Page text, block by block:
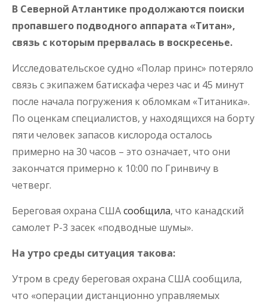
В Северной Атлантике продолжаются поиски
пропавшего подводного аппарата «Титан»,
связь с которым прервалась в воскресенье.
Исследовательское судно «Полар принс» потеряло
связь с экипажем батискафа через час и 45 минут
после начала погружения к обломкам «Титаника».
По оценкам специалистов, у находящихся на борту
пяти человек запасов кислорода осталось
примерно на 30 часов – это означает, что они
закончатся примерно к 10:00 по Гринвичу в
четверг.
Береговая охрана СШАсообщила, что канадский
самолет P-3 засек «подводные шумы».
На утро среды ситуация такова:
Утром в среду береговая охрана США сообщила,
что «операции дистанционно управляемых